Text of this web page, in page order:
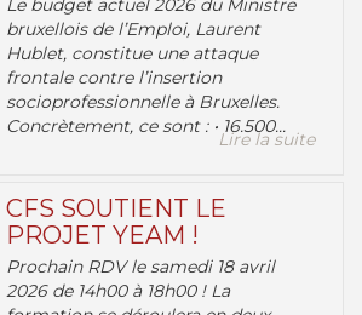
Le budget actuel 2026 du Ministre
bruxellois de l’Emploi, Laurent
Hublet, constitue une attaque
frontale contre l’insertion
socioprofessionnelle à Bruxelles.
Concrètement, ce sont : • 16.500...
Lire la suite
CFS SOUTIENT LE
PROJET YEAM !
Prochain RDV le samedi 18 avril
2026 de 14h00 à 18h00 ! La